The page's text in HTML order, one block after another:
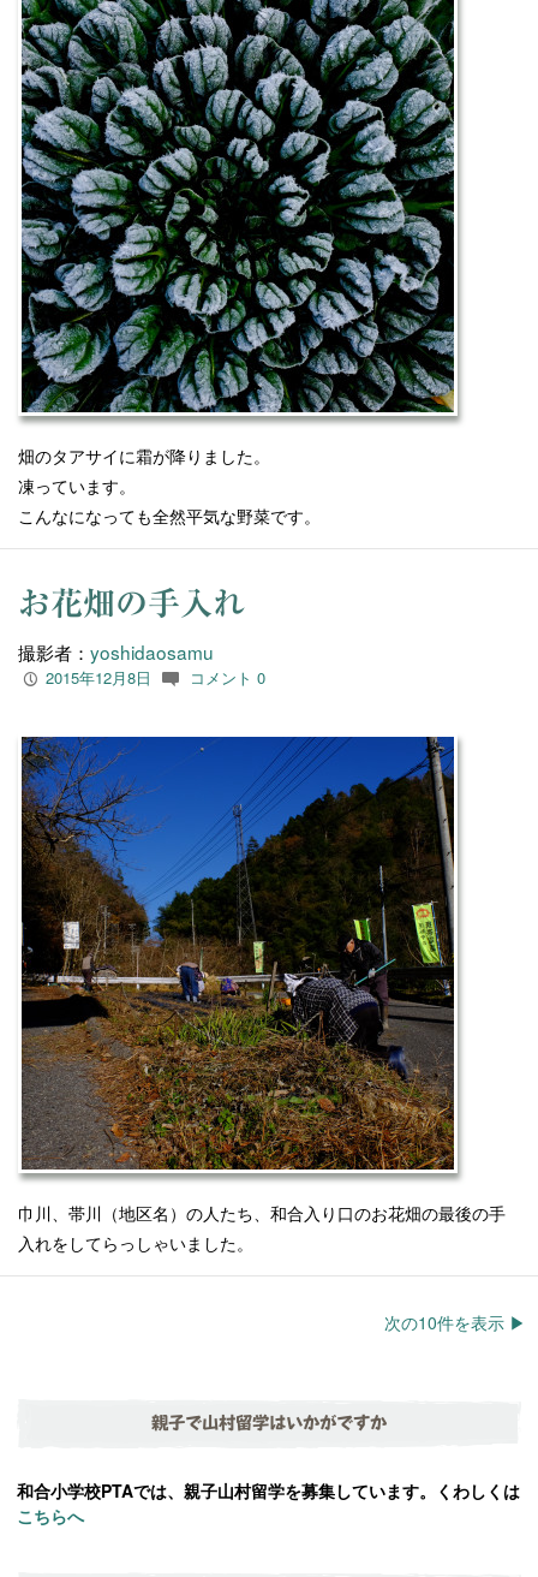
畑のタアサイに霜が降りました。
凍っています。
こんなになっても全然平気な野菜です。
お花畑の手入れ
撮影者： yoshidaosamu
P 2015年12月8日 c コメント 0
巾川、帯川（地区名）の人たち、和合入り口のお花畑の最後の手
入れをしてらっしゃいました。
次の10件を表示 ▶︎
親子で山村留学はいかがですか
和合小学校PTAでは、親子山村留学を募集しています。くわしくは
こちらへ